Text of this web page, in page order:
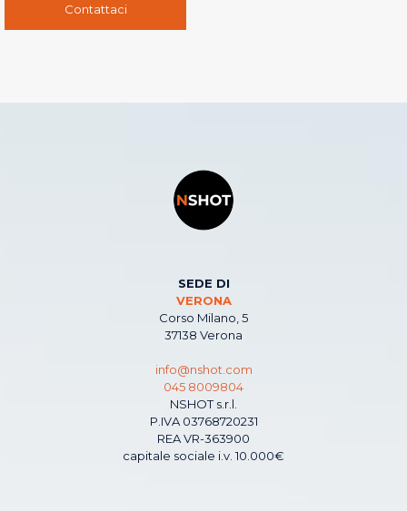
Contattaci
SEDE DI
VERONA
Corso Milano, 5
37138 Verona
info@nshot.com
045 8009804
NSHOT s.r.l.
P.IVA 03768720231
REA VR-363900
capitale sociale i.v. 10.000€